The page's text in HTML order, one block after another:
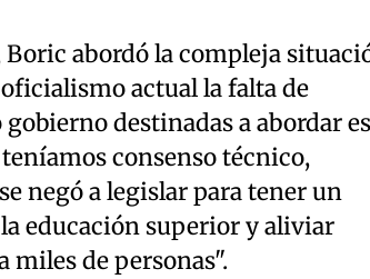
abordó la compleja
actual la falta de
destinadas a abordar
consenso técnico,
negó a legislar para tener un
educación superior y aliviar
miles de personas".